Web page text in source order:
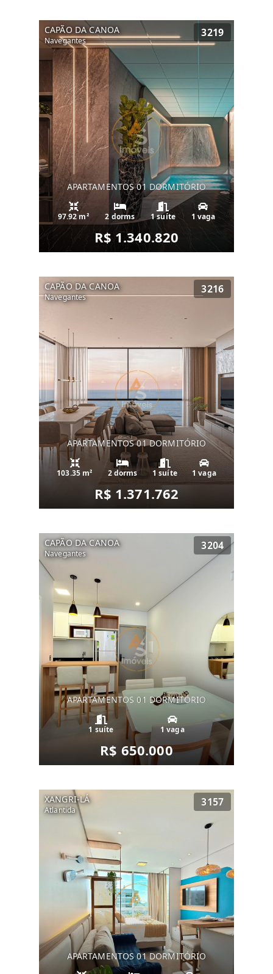
CAPÃO DA CANOA
Navegantes
3219
APARTAMENTOS 01 DORMITÓRIO
97.92 m² 2 dorms 1 suíte 1 vaga
R$ 1.340.820
CAPÃO DA CANOA
Navegantes
3216
APARTAMENTOS 01 DORMITÓRIO
103.35 m² 2 dorms 1 suíte 1 vaga
R$ 1.371.762
CAPÃO DA CANOA
Navegantes
3204
APARTAMENTOS 01 DORMITÓRIO
1 suíte 1 vaga
R$ 650.000
XANGRI-LÁ
Atlantida
3157
APARTAMENTOS 01 DORMITÓRIO